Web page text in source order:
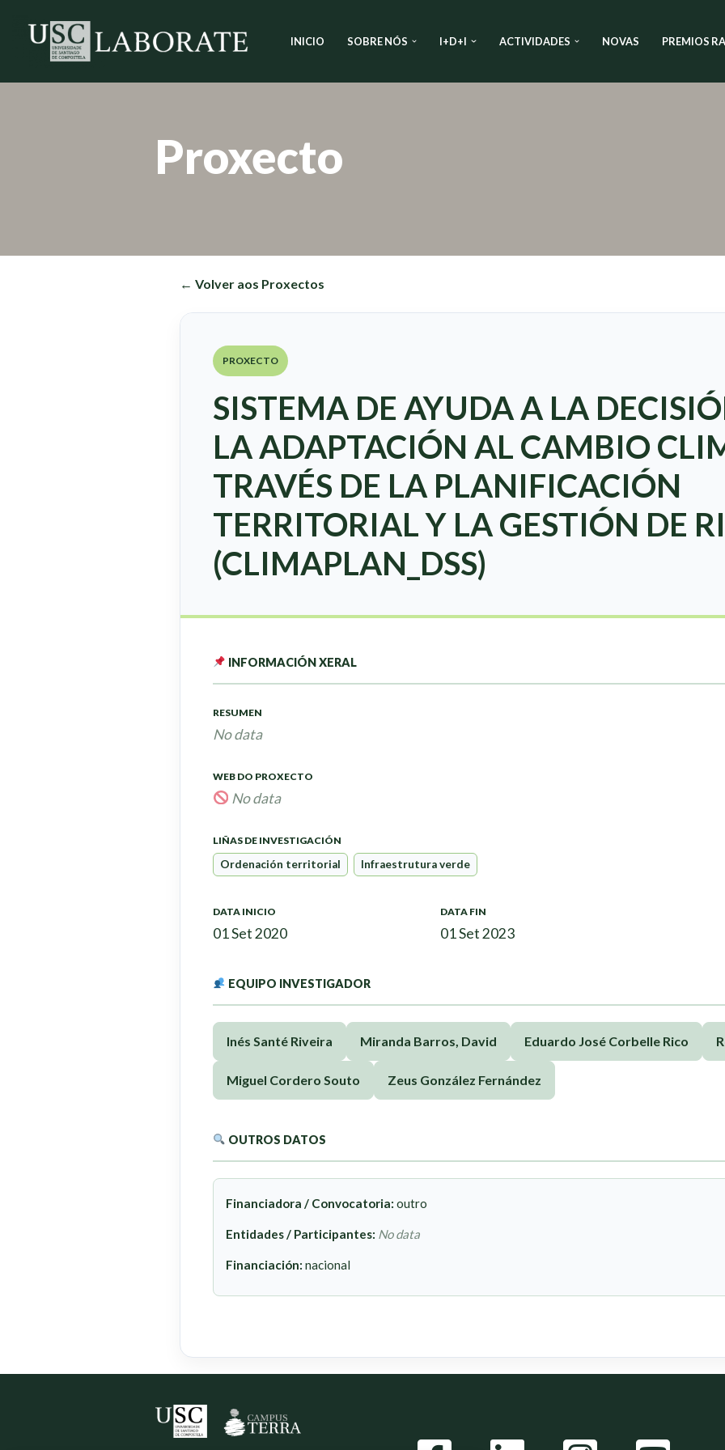
Saltar
INICIO SOBRE NÓS I+D+I ACTIVIDADES NOVAS PREMIOS
Proxecto
← Volver aos Proxectos
PROXECTO
SISTEMA DE AYUDA A LA
LA ADAPTACIÓN AL CAMBIO
TRAVÉS DE LA PLANIFICACIÓN
TERRITORIAL Y LA GESTIÓN DE
(CLIMAPLAN_DSS)
INFORMACIÓN XERAL
RESUMEN
No data
WEB DO PROXECTO
No data
LIÑAS DE INVESTIGACIÓN
Ordenación territorial Infraestrutura verde
DATA INICIO
01 Set 2020
DATA FIN
01 Set 2023
EQUIPO INVESTIGADOR
Inés Santé Riveira Miranda Barros, David Eduardo José Corbelle Rico
Miguel Cordero Souto Zeus González Fernández
OUTROS DATOS
Financiadora / Convocatoria: outro
Entidades / Participantes: No data
Financiación: nacional